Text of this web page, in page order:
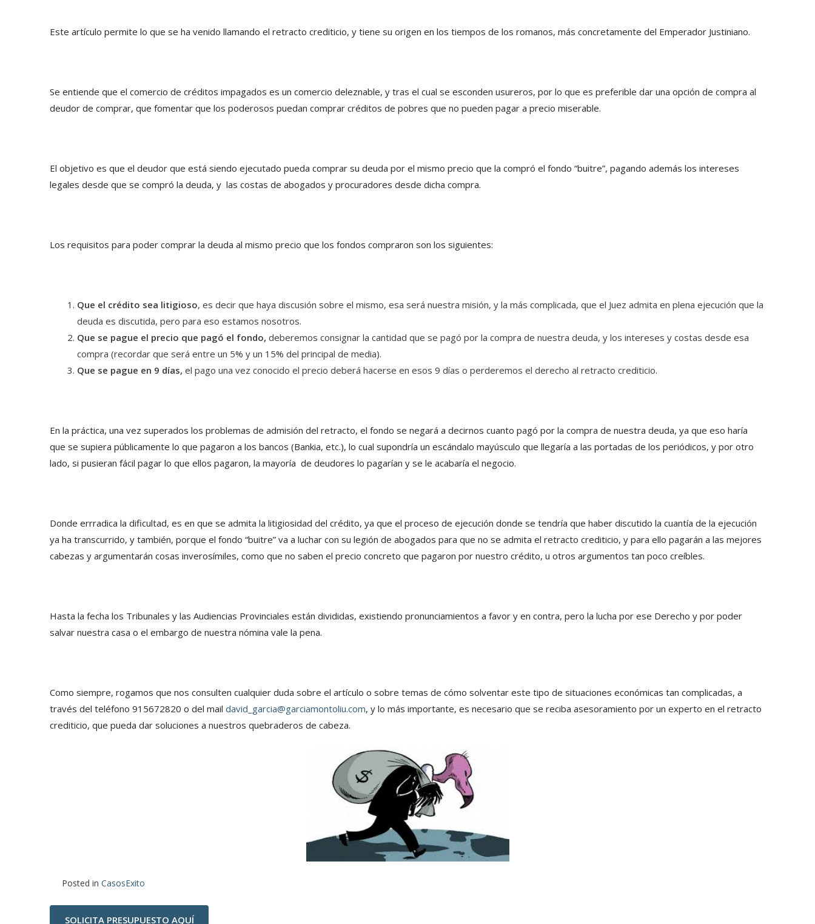
Este artículo permite lo que se ha venido llamando el retracto crediticio, y tiene su origen en los tiempos de los romanos, más concretamente del Emperador Justiniano.
Se entiende que el comercio de créditos impagados es un comercio deleznable, y tras el cual se esconden usureros, por lo que es preferible dar una opción de compra al
deudor de comprar, que fomentar que los poderosos puedan comprar créditos de pobres que no pueden pagar a precio miserable.
El objetivo es que el deudor que está siendo ejecutado pueda comprar su deuda por el mismo precio que la compró el fondo “buitre”, pagando además los intereses
legales desde que se compró la deuda, y las costas de abogados y procuradores desde dicha compra.
Los requisitos para poder comprar la deuda al mismo precio que los fondos compraron son los siguientes:
Que el crédito sea litigioso, es decir que haya discusión sobre el mismo, esa será nuestra misión, y la más complicada, que el Juez admita en plena ejecución que la
deuda es discutida, pero para eso estamos nosotros.
Que se pague el precio que pagó el fondo, deberemos consignar la cantidad que se pagó por la compra de nuestra deuda, y los intereses y costas desde esa
compra (recordar que será entre un 5% y un 15% del principal de media).
Que se pague en 9 días, el pago una vez conocido el precio deberá hacerse en esos 9 días o perderemos el derecho al retracto crediticio.
En la práctica, una vez superados los problemas de admisión del retracto, el fondo se negará a decirnos cuanto pagó por la compra de nuestra deuda, ya que eso haría
que se supiera públicamente lo que pagaron a los bancos (Bankia, etc.), lo cual supondría un escándalo mayúsculo que llegaría a las portadas de los periódicos, y por otro
lado, si pusieran fácil pagar lo que ellos pagaron, la mayoría de deudores lo pagarían y se le acabaría el negocio.
Donde errradica la dificultad, es en que se admita la litigiosidad del crédito, ya que el proceso de ejecución donde se tendría que haber discutido la cuantía de la ejecución
ya ha transcurrido, y también, porque el fondo “buitre” va a luchar con su legión de abogados para que no se admita el retracto crediticio, y para ello pagarán a las mejores
cabezas y argumentarán cosas inverosímiles, como que no saben el precio concreto que pagaron por nuestro crédito, u otros argumentos tan poco creíbles.
Hasta la fecha los Tribunales y las Audiencias Provinciales están divididas, existiendo pronunciamientos a favor y en contra, pero la lucha por ese Derecho y por poder
salvar nuestra casa o el embargo de nuestra nómina vale la pena.
Como siempre, rogamos que nos consulten cualquier duda sobre el artículo o sobre temas de cómo solventar este tipo de situaciones económicas tan complicadas, a
través del teléfono 915672820 o del mail david_garcia@garciamontoliu.com, y lo más importante, es necesario que se reciba asesoramiento por un experto en el retracto
crediticio, que pueda dar soluciones a nuestros quebraderos de cabeza.
Posted in CasosExito
SOLICITA PRESUPUESTO AQUÍ